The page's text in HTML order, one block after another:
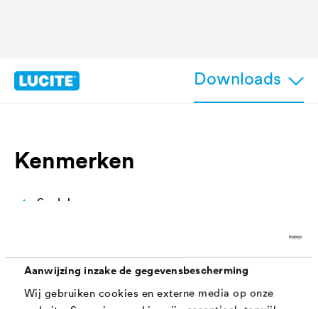
Aanwijzing inzake de gegevensbescherming
Wij gebruiken cookies en externe media op onze
Downloads
Kenmerken
Snel drogen
Gemakkelijke verwerking
Uitstekende hechting